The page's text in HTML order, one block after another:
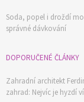
Soda, popel i droždí
správné dávkování
DOPORUČENÉ ČLÁNKY
Zahradní architekt
zahrad: Nejvíc je hyzdí